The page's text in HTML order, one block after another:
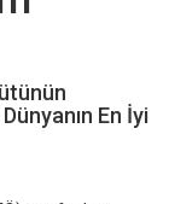
En İyi